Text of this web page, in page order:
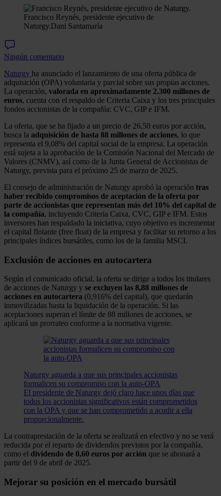
Francisco Reynés, presidente ejecutivo de
Naturgy.Dani Santamaría
Ningún comentario
Naturgy ha anunciado el lanzamiento de una oferta pública de
adquisición (OPA) voluntaria y parcial sobre sus propias acciones.
La operación, valorada en aproximadamente 2.300 millones de
euros, cuenta con el respaldo de Criteria Caixa y los tres principales
fondos accionistas de la compañía: CVC, GIP e IFM.
La oferta, que se ha fijado a un precio de 26,50 euros por acción,
busca la adquisición de hasta 88 millones de acciones, lo que
representa el 9,08% del capital social de la empresa. La operación
está sujeta a la aprobación de la Comisión Nacional del Mercado de
Valores (CNMV), así como de la Junta General de Accionistas de
Naturgy, prevista para el próximo 25 de marzo de 2025.
El consejo de administración de Naturgy aprobó la operación tras
haber recibido compromisos de aceptación de la oferta por
parte de accionistas que representan más del 10% del capital de
la compañía, incluyendo Criteria Caixa, CVC, GIP e IFM. Estos
inversores han respaldado la iniciativa, cuyo objetivo es incrementar
el capital flotante (free float) de la empresa y facilitar su retorno a los
principales índices bursátiles, como los de la familia MSCI.
Exclusión de acciones en autocartera
Según el comunicado oficial, la oferta se dirige a todos los titulares
de acciones de Naturgy y se excluyen las 8,88 millones de
acciones en autocartera (0,916% del capital), que quedarán
inmovilizadas hasta la liquidación de la operación. Si las
aceptaciones superan el límite de 88 millones de acciones, se
aplicará un prorrateo conforme a la normativa vigente.
Naturgy aguarda a que sus principales accionistas
formalicen su compromiso con la auto-OPA
El presidente de Naturgy dejó claro hace unos días que
todos los accionistas significativos están comprometidos
con la OPA y que se han comprometido a acudir a ella
proporcionalmente.
La contraprestación de la oferta se realizará en efectivo y no se verá
reducida por el reparto de dividendos previstos por la compañía,
como el dividendo de 0,60 euros por acción que se abonará a
partir del 9 de abril de 2025.
Mejorar su posición en el mercado bursátil